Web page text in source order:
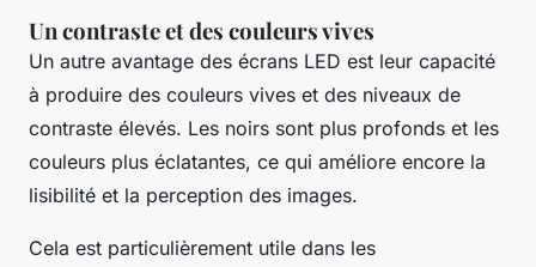
Un contraste et des couleurs vives
Un autre avantage des écrans LED est leur capacité
à produire des couleurs vives et des niveaux de
contraste élevés. Les noirs sont plus profonds et les
couleurs plus éclatantes, ce qui améliore encore la
lisibilité et la perception des images.
Cela est particulièrement utile dans les